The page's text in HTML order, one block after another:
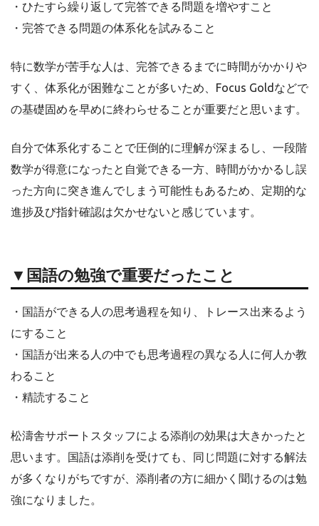
・ひたすら繰り返して完答できる問題を増やすこと
・完答できる問題の体系化を試みること
特に数学が苦手な人は、完答できるまでに時間がかかりや
すく、体系化が困難なことが多いため、Focus Goldなどで
の基礎固めを早めに終わらせることが重要だと思います。
自分で体系化することで圧倒的に理解が深まるし、一段階
数学が得意になったと自覚できる一方、時間がかかるし誤
った方向に突き進んでしまう可能性もあるため、定期的な
進捗及び指針確認は欠かせないと感じています。
▼国語の勉強で重要だったこと
・国語ができる人の思考過程を知り、トレース出来るよう
にすること
・国語が出来る人の中でも思考過程の異なる人に何人か教
わること
・精読すること
松濤舎サポートスタッフによる添削の効果は大きかったと
思います。国語は添削を受けても、同じ問題に対する解法
が多くなりがちですが、添削者の方に細かく聞けるのは勉
強になりました。